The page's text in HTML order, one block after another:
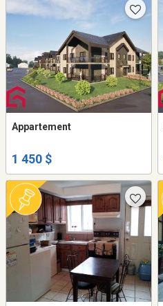
Appartement
1 450 $